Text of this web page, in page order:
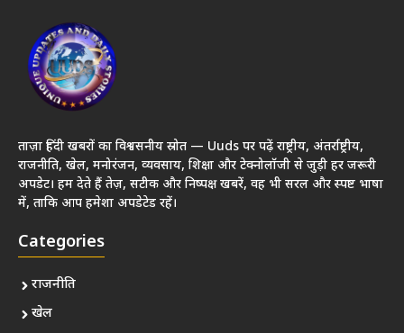
ताज़ा हिंदी खबरों का विश्वसनीय स्रोत — Uuds पर पढ़ें राष्ट्रीय, अंतर्राष्ट्रीय,
राजनीति, खेल, मनोरंजन, व्यवसाय, शिक्षा और टेक्नोलॉजी से जुड़ी हर जरूरी
अपडेट। हम देते हैं तेज़, सटीक और निष्पक्ष खबरें, वह भी सरल और स्पष्ट भाषा
में, ताकि आप हमेशा अपडेटेड रहें।
Categories
राजनीति
खेल